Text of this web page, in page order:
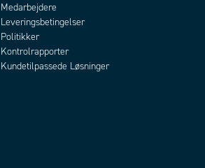
Medarbejdere
Leveringsbetingelser
Politikker
Kontrolrapporter
Kundetilpassede Løsninger